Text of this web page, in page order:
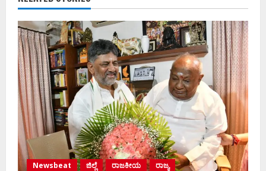
Newsbeat ಜಿಲ್ಲೆ ರಾಜಕೀಯ ರಾಜ್ಯ